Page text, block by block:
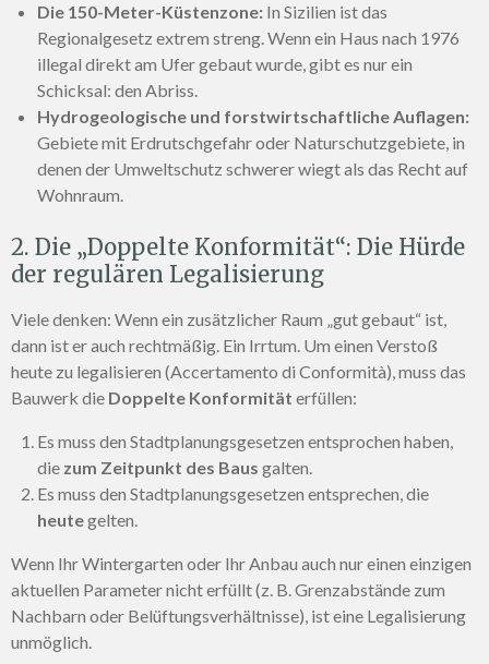
Die 150-Meter-Küstenzone: In Sizilien ist das
Regionalgesetz extrem streng. Wenn ein Haus nach 1976
illegal direkt am Ufer gebaut wurde, gibt es nur ein
Schicksal: den Abriss.
Hydrogeologische und forstwirtschaftliche Auflagen:
Gebiete mit Erdrutschgefahr oder Naturschutzgebiete, in
denen der Umweltschutz schwerer wiegt als das Recht auf
Wohnraum.
2. Die „Doppelte Konformität“: Die Hürde
der regulären Legalisierung
Viele denken: Wenn ein zusätzlicher Raum „gut gebaut“ ist,
dann ist er auch rechtmäßig. Ein Irrtum. Um einen Verstoß
heute zu legalisieren (Accertamento di Conformità), muss das
Bauwerk die Doppelte Konformität erfüllen:
Es muss den Stadtplanungsgesetzen entsprochen haben,
die zum Zeitpunkt des Baus galten.
Es muss den Stadtplanungsgesetzen entsprechen, die
heutegelten.
Wenn Ihr Wintergarten oder Ihr Anbau auch nur einen einzigen
aktuellen Parameter nicht erfüllt (z. B. Grenzabstände zum
Nachbarn oder Belüftungsverhältnisse), ist eine Legalisierung
unmöglich.